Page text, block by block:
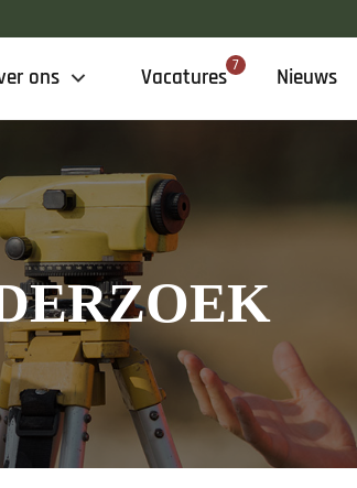
ons Vacatures 7 Nieuws